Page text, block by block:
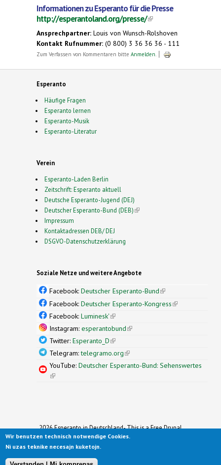
Informationen zu Esperanto für die Presse
http://esperantoland.org/presse/(link is
external)
Ansprechpartner: Louis von Wunsch-Rolshoven
Kontakt Rufnummer: (0 800) 3 36 36 36 - 111
Zum Verfassen von Kommentaren bitte Anmelden
Esperanto
Häufige Fragen
Esperanto lernen
Esperanto-Musik
Esperanto-Literatur
Verein
Esperanto-Laden Berlin
Zeitschrift: Esperanto aktuell
Deutsche Esperanto-Jugend (DEJ)
Deutscher Esperanto-Bund (DEB)(link is external)
Impressum
Kontaktadressen DEB/ DEJ
DSGVO-Datenschutzerklärung
Soziale Netze und weitere Angebote
Facebook: Deutscher Esperanto-Bund(link is
external)
Facebook: Deutscher Esperanto-Kongress(link is
Facebook: Luminesk'(link is external)
Instagram: esperantobund(link is external)
Twitter: Esperanto_D(link is external)
Telegram:telegramo.org(link is external)
YouTube: Deutscher Esperanto-Bund: Sehenswertes
(link is external)
2026 Esperanto in Deutschland- This is a Free Drupal
Theme
Ported to Drupal for the Open Source Community by
Original design by
Wir benutzen technisch notwendige Cookies.
Ni uzas teknike necesajn kuketojn.